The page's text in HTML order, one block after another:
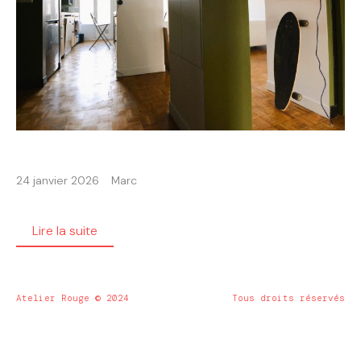
24 janvier 2026 Marc
Lire la suite
Atelier Rouge © 2024 Tous droits réservés